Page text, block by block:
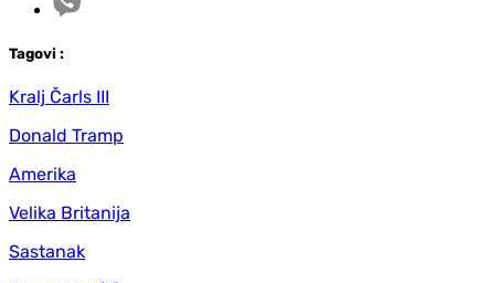
Tagovi :
Kralj Čarls III
Donald Tramp
Amerika
Velika Britanija
Sastanak